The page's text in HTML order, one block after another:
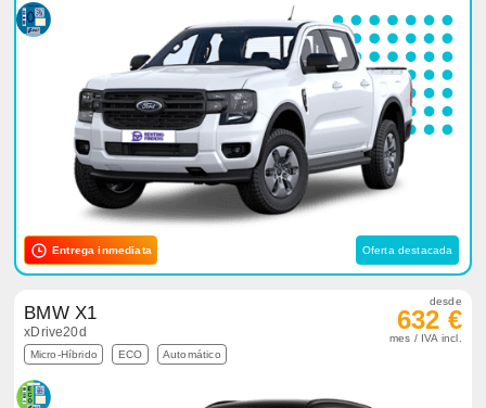
Entrega inmediata Oferta destacada
BMW X1
xDrive20d
Micro-Híbrido ECO Automático
desde
632 €
mes / IVA incl.